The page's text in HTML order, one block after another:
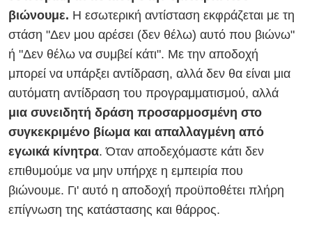
βιώνουμε. Η εσωτερική αντίσταση εκφράζεται με τη
στάση "Δεν μου αρέσει (δεν θέλω) αυτό που βιώνω"
ή "Δεν θέλω να συμβεί κάτι". Με την αποδοχή
μπορεί να υπάρξει αντίδραση, αλλά δεν θα είναι μια
αυτόματη αντίδραση του προγραμματισμού, αλλά
μια συνειδητή δράση προσαρμοσμένη στο
συγκεκριμένο βίωμα και απαλλαγμένη από
εγωικά κίνητρα. Όταν αποδεχόμαστε κάτι δεν
επιθυμούμε να μην υπήρχε η εμπειρία που
βιώνουμε. Γι' αυτό η αποδοχή προϋποθέτει πλήρη
επίγνωση της κατάστασης και θάρρος.